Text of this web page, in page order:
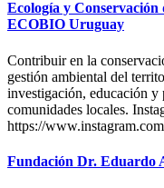
Ecología y
ECOBIO Uruguay
Contribuir en la
gestión ambiental del
investigación, educación y
comunidades locales.
https://
Fundación Dr. Eduardo